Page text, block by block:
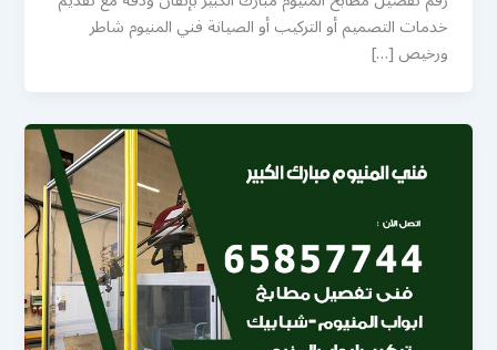
خدمات التصميم أو التركيب أو الصيانة فني المنيوم شاطر
ورخيص […]